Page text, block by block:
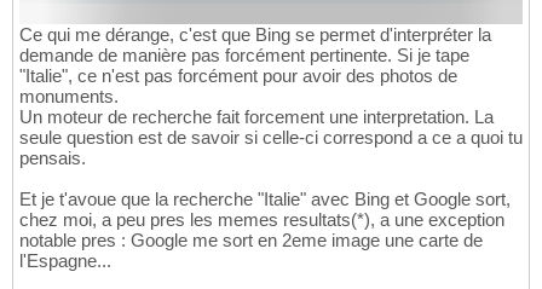
Ce qui me dérange, c'est que Bing se permet d'interpréter la
demande de manière pas forcément pertinente. Si je tape
"Italie", ce n'est pas forcément pour avoir des photos de
monuments.
Un moteur de recherche fait forcement une interpretation. La
seule question est de savoir si celle-ci correspond a ce a quoi tu
pensais.
Et je t'avoue que la recherche "Italie" avec Bing et Google sort,
chez moi, a peu pres les memes resultats(*), a une exception
notable pres : Google me sort en 2eme image une carte de
l'Espagne...